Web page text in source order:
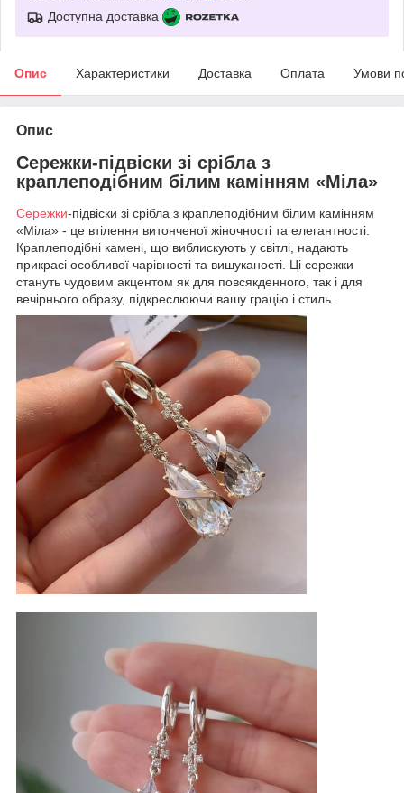
Доступна доставка
Опис Характеристики Доставка Оплата Умови
Опис
Сережки-підвіски зі срібла з
краплеподібним білим камінням «Міла»
Сережки-підвіски зі срібла з краплеподібним білим камінням
«Міла» - це втілення витонченої жіночності та елегантності.
Краплеподібні камені, що виблискують у світлі, надають
прикрасі особливої чарівності та вишуканості. Ці сережки
стануть чудовим акцентом як для повсякденного, так і для
вечірнього образу, підкреслюючи вашу грацію і стиль.